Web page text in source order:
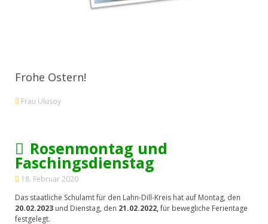
Frohe Ostern!
Frau Ulusoy
Rosenmontag und
Faschingsdienstag
18. Februar 2020
Das staatliche Schulamt für den Lahn-Dill-Kreis hat auf Montag, den
20.02.2023 und Dienstag, den 21.02.2022,für bewegliche Ferientage
festgelegt.